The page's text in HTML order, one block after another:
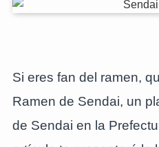
Si eres fan del ramen,
Ramen de Sendai, un
de Sendai en la